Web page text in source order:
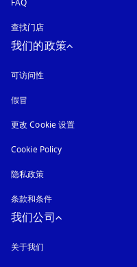
FAQ
查找门店
我们的政策
可访问性
假冒
更改 Cookie 设置
Cookie Policy
隐私政策
条款和条件
我们公司
关于我们